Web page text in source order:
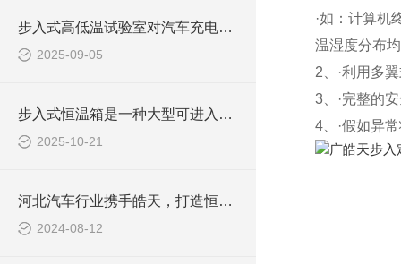
步入式高低温试验室对汽车充电桩的测试流程与数据解读
2025-09-05
步入式恒温箱是一种大型可进入的环境模拟设备
2025-10-21
河北汽车行业携手皓天，打造恒温恒湿实验室
2024-08-12
·如：计算机
温湿度分布
2、·利用多
3、·完整的
4、·假如异